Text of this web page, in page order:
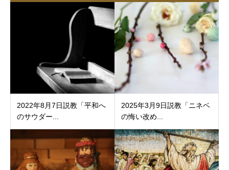
2022年8月7日説教「平和へ
のサウダー...
2025年3月9日説教「ニネベ
の悔い改め...